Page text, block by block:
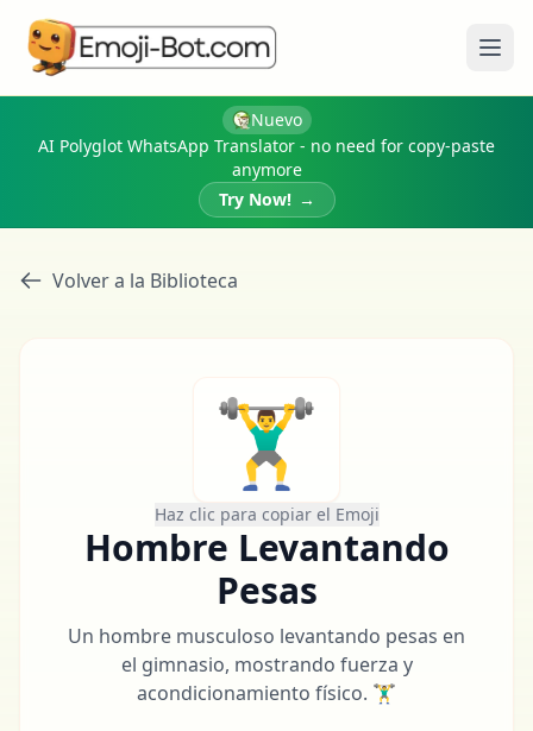
Nuevo
AI Polyglot WhatsApp Translator - no need for copy-paste
anymore
Try Now! →
Volver a la Biblioteca
🏋️‍♂️
Haz clic para copiar el Emoji
Hombre Levantando
Pesas
Un hombre musculoso levantando pesas en
el gimnasio, mostrando fuerza y
acondicionamiento físico. 🏋️‍♂️